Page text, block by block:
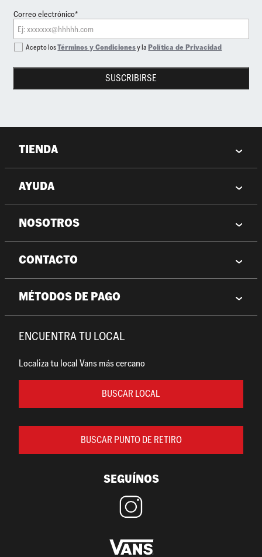
Correo electrónico*
SUSCRIBIRSE
Acepto losTérminos y Condicionesy laPolítica de Privacidad
TIENDA
AYUDA
NOSOTROS
CONTACTO
MÉTODOS DE PAGO
ENCUENTRA TU LOCAL
Localiza tu local Vans más cercano
BUSCAR LOCAL
BUSCAR PUNTO DE RETIRO
SEGUÍNOS